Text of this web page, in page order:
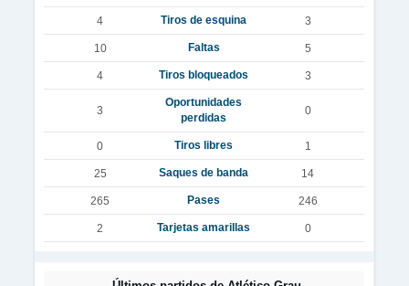
4 Tiros de esquina 3
10 Faltas 5
4 Tiros bloqueados 3
3
Oportunidades
perdidas
0
0 Tiros libres 1
25 Saques de banda 14
265 Pases 246
2 Tarjetas amarillas 0